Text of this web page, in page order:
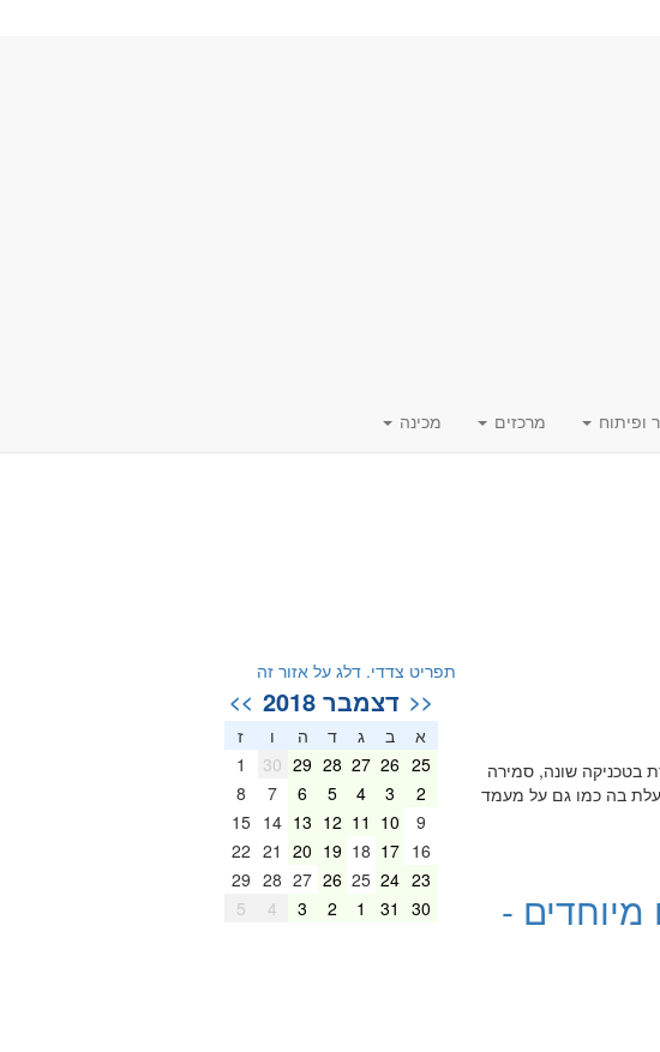
ופיתוח מרכזים מכינה
בטכניקה שונה, סמירה
בה כמו גם על מעמד
-
תפריט צדדי. דלג על אזור זה
<< דצמבר 2018 >>
א ב ג ד ה ו
ז
25
26
27
28
29
30
1
2
3
4
5
6
7
8
9
10
11
12
13
14
15
16
17
18
19
20
21
22
23
24
25
26
27
28
29
30
31
1
2
3
4
5